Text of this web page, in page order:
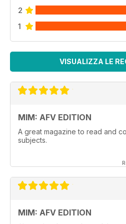
2
1
VISUALIZZA LE
MIM: AFV EDITION
A great magazine to read and
subjects.
MIM: AFV EDITION